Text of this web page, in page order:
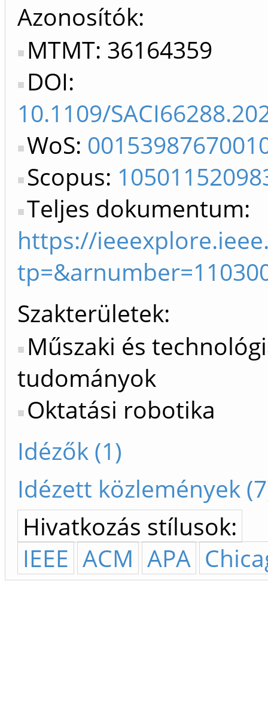
Azonosítók
MTMT: 36164359
DOI:
10.1109/
WoS:
Scopus:
Teljes dokumentum:
https://
Szakterületek:
Műszaki és
tudományok
Oktatási robotika
Idézők (1)
Idézett közlemények
Hivatkozás stílusok:
IEEE ACM APA